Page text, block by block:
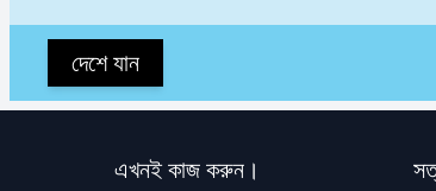
দেশে যান
এখনই কাজ করুন।